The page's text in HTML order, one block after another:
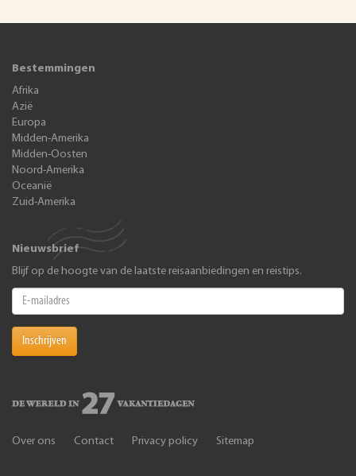
Bestemmingen
Afrika
Azië
Europa
Midden-Amerika
Midden-Oosten
Noord-Amerika
Oceanië
Zuid-Amerika
Nieuwsbrief
Blijf op de hoogte van de laatste reisaanbiedingen en reistips.
Inschrijven
Over ons Contact Privacy policy Sitemap